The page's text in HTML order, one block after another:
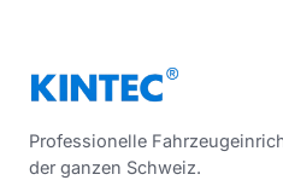
Professionelle
der ganzen Schweiz.